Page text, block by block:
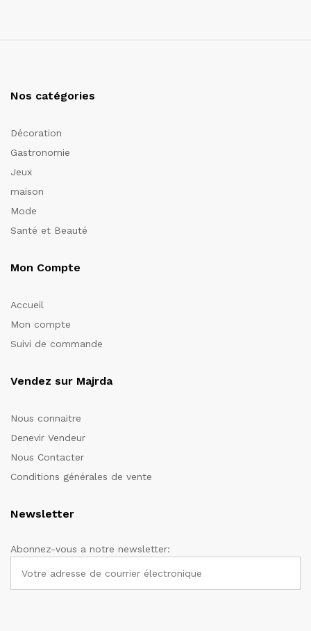
Nos catégories
Décoration
Gastronomie
Jeux
maison
Mode
Santé et Beauté
Mon Compte
Accueil
Mon compte
Suivi de commande
Vendez sur Majrda
Nous connaitre
Denevir Vendeur
Nous Contacter
Conditions générales de vente
Newsletter
Abonnez-vous a notre newsletter: